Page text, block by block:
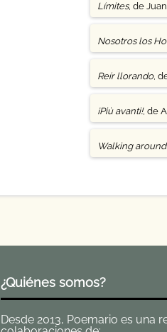
Límites, de
Nosotros los
Reír llorando,
¡Più avanti!, de
Walking around
¿Quiénes somos?
Desde 2013, Poemario es una